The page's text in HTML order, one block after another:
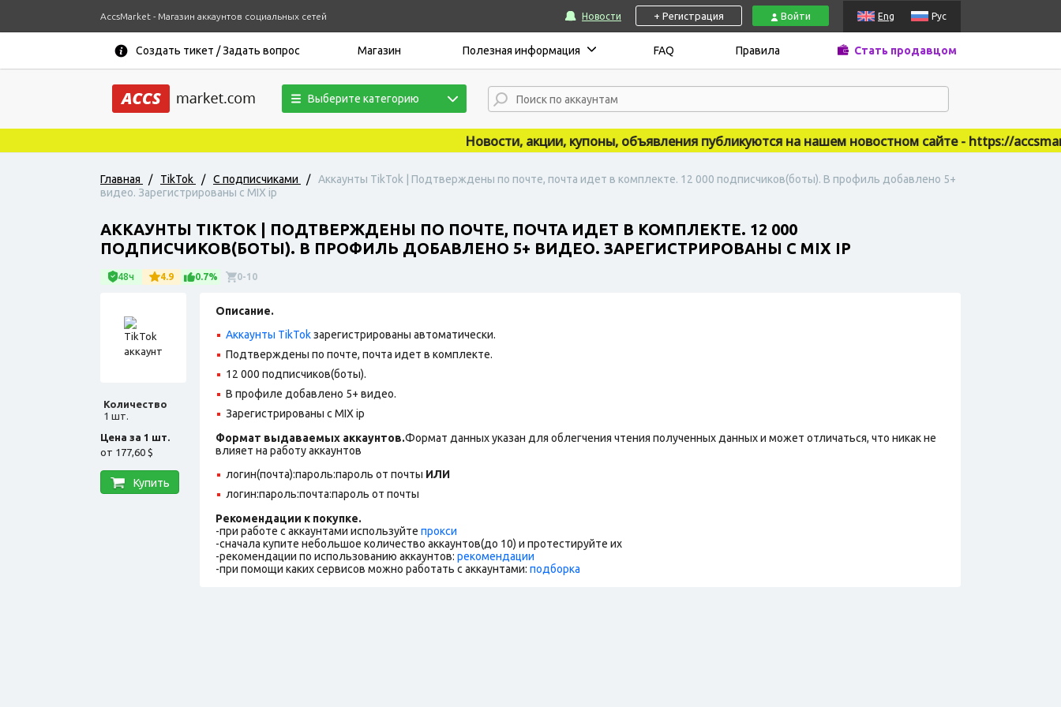
AccsMarket - Магазин аккаунтов социальных сетей Новости + Регистрация Войти Eng Рус
Создать тикет / Задать вопрос Магазин Полезная информация FAQ Правила Стать продавцом
Выберите категорию
Новости, акции, купоны, объявления публикуются на нашем новостном сайте - https://
Главная / TikTok / С подписчиками /
Аккаунты TikTok | Подтверждены по почте, почта идет в комплекте. 12 000 подписчиков(боты). В профиль добавлено 5+
видео. Зарегистрированы с MIX ip
АККАУНТЫ TIKTOK | ПОДТВЕРЖДЕНЫ ПО ПОЧТЕ, ПОЧТА ИДЕТ В КОМПЛЕКТЕ. 12 000
ПОДПИСЧИКОВ(БОТЫ). В ПРОФИЛЬ ДОБАВЛЕНО 5+ ВИДЕО. ЗАРЕГИСТРИРОВАНЫ С MIX IP
48ч 4.9 0.7% 0-10
Количество
1 шт.
Цена за 1 шт.
от 177,60 $
Купить
Описание.
Аккаунты TikTokзарегистрированы автоматически.
Подтверждены по почте, почта идет в комплекте.
12 000 подписчиков(боты).
В профиле добавлено 5+ видео.
Зарегистрированы с MIX ip
Формат выдаваемых аккаунтов.Формат данных указан для облегчения чтения полученных данных и может отличаться, что никак не
влияет на работу аккаунтов
логин(почта):пароль:пароль от почты ИЛИ
логин:пароль:почта:пароль от почты
Рекомендации к покупке.
-при работе с аккаунтами используйте прокси
-сначала купите небольшое количество аккаунтов(до 10) и протестируйте их
-рекомендации по использованию аккаунтов: рекомендации
-при помощи каких сервисов можно работать с аккаунтами: подборка